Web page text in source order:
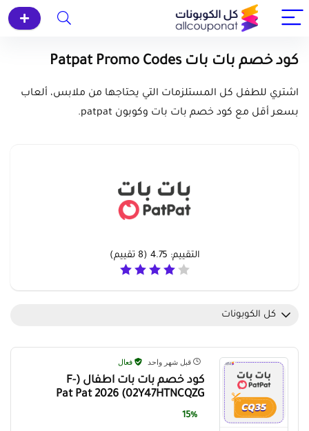
كود خصم بات بات Patpat Promo Codes
اشتري للطفل كل المستلزمات التي يحتاجها من ملابس، ألعاب
بسعر أقل مع كود خصم بات بات وكوبون patpat.
التقييم: 4.75
(
8 تقييم)
كل الكوبونات
قبل شهر واحد فعال
كود خصم بات بات اطفال (F-
02Y47HTNCQZG) Pat Pat 2026
15%